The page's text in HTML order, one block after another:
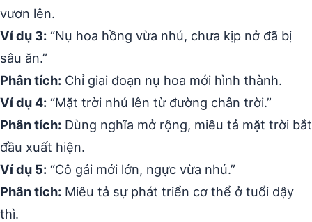
vươn lên.
Ví dụ 3: “Nụ hoa hồng vừa nhú, chưa kịp nở đã bị
sâu ăn.”
Phân tích: Chỉ giai đoạn nụ hoa mới hình thành.
Ví dụ 4: “Mặt trời nhú lên từ đường chân trời.”
Phân tích: Dùng nghĩa mở rộng, miêu tả mặt trời bắt
đầu xuất hiện.
Ví dụ 5: “Cô gái mới lớn, ngực vừa nhú.”
Phân tích: Miêu tả sự phát triển cơ thể ở tuổi dậy
thì.